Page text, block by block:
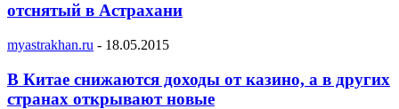
отснятый в Астрахани
myastrakhan.ru - 18.05.2015
В Китае снижаются доходы от казино, а в других
странах открывают новые